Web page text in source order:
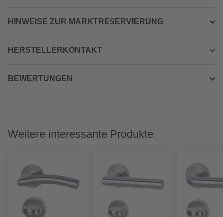
HINWEISE ZUR MARKTRESERVIERUNG
HERSTELLERKONTAKT
BEWERTUNGEN
Weitere interessante Produkte